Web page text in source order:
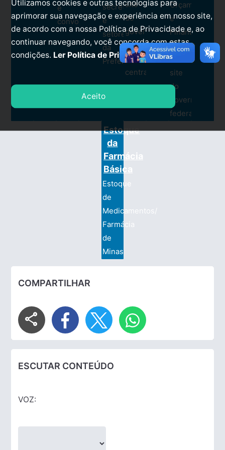
e
convocações.
secretarias
e
setores
da
Prefeitura.
site
do
governo
no
planalto
central
Orçamentárias
e
Financeiras
diretamente
no
site
do
governo
federal.
Estoque
da
Farmácia
Básica
Estoque
de
Medicamentos/
Farmácia
de
Minas
COMPARTILHAR
share
ESCUTAR CONTEÚDO
VOZ:
Utilizamos cookies e outras tecnologias para
aprimorar sua navegação e experiência em nosso site,
de acordo com a nossa Política de Privacidade e, ao
continuar navegando, você concorda com estas
condições. Ler Política de Privacidade.
Aceito